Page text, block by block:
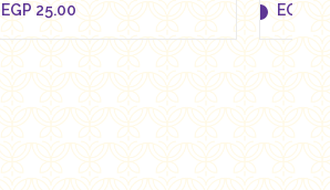
EGP 25.00
EGP 25.00
EGP
EGP